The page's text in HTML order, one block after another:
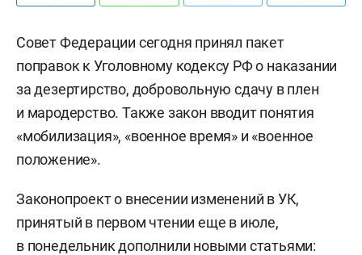
Совет Федерации сегодня принял пакет
поправок к Уголовному кодексу РФ о наказании
за дезертирство, добровольную сдачу в плен
и мародерство. Также закон вводит понятия
«мобилизация», «военное время» и «военное
положение».
Законопроект о внесении изменений в УК,
принятый в первом чтении еще в июле,
в понедельникдополнили новыми статьями: